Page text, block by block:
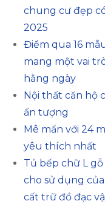
chung cư đẹp
2025
Điểm qua 16
mang một vai
hằng ngày
Nội thất căn hộ
ấn tượng
Mê mẩn với 24
yêu thích nhất
Tủ bếp chữ L
cho sử dụng
cất trữ đồ đạc